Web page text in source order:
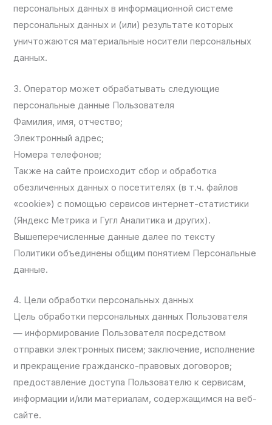
персональных данных в информационной системе
персональных данных и (или) результате которых
уничтожаются материальные носители персональных
данных.
3. Оператор может обрабатывать следующие
персональные данные Пользователя
Фамилия, имя, отчество;
Электронный адрес;
Номера телефонов;
Также на сайте происходит сбор и обработка
обезличенных данных о посетителях (в т.ч. файлов
«cookie») с помощью сервисов интернет-статистики
(Яндекс Метрика и Гугл Аналитика и других).
Вышеперечисленные данные далее по тексту
Политики объединены общим понятием Персональные
данные.
4. Цели обработки персональных данных
Цель обработки персональных данных Пользователя
— информирование Пользователя посредством
отправки электронных писем; заключение, исполнение
и прекращение гражданско-правовых договоров;
предоставление доступа Пользователю к сервисам,
информации и/или материалам, содержащимся на веб-
сайте.